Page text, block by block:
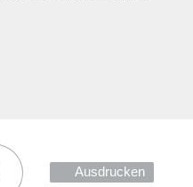
Ausdrucken